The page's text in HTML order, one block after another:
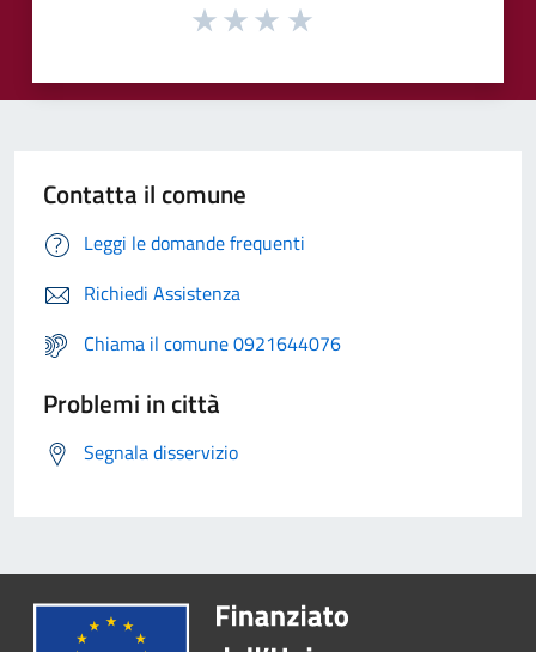
Contatta il comune
Leggi le domande frequenti
Richiedi Assistenza
Chiama il comune 0921644076
Problemi in città
Segnala disservizio